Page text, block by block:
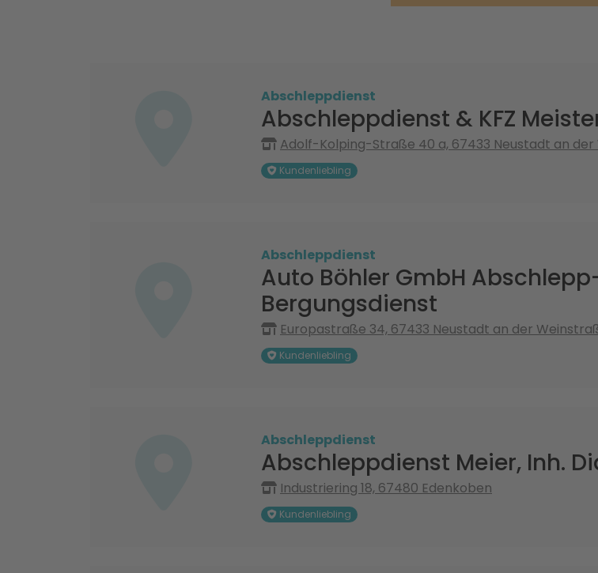
Abschleppdienst
Abschleppdienst & KFZ
Adolf-Kolping-Straße 40 a, 67433 Neustadt an
Kundenliebling
Abschleppdienst
Auto Böhler GmbH
Bergungsdienst
Europastraße 34, 67433 Neustadt an der
Kundenliebling
Abschleppdienst
Abschleppdienst Meier, Inh.
Industriering 18, 67480 Edenkoben
Kundenliebling